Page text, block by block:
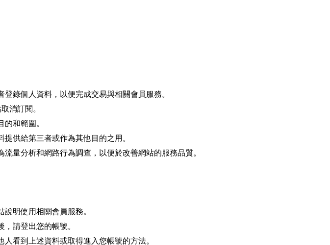
錄個人資料，以便完成交易與相關會員服務。
消訂閱。
和範圍。
供給第三者或作為其他目的之用。
量分析和網路行為調查，以便於改善網站的服務品質。
明使用相關會員服務。
請登出您的帳號。
看到上述資料或取得進入您帳號的方法。